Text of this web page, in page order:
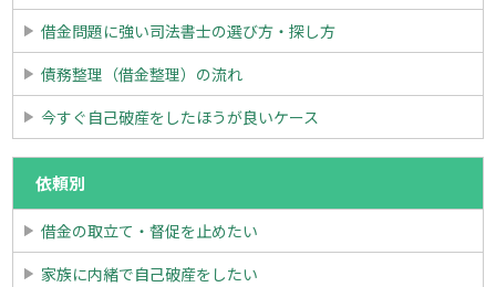
借金問題に強い司法書士の選び方・探し方
債務整理（借金整理）の流れ
今すぐ自己破産をしたほうが良いケース
依頼別
借金の取立て・督促を止めたい
家族に内緒で自己破産をしたい